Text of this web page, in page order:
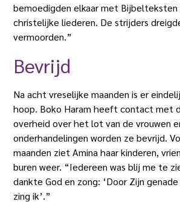
bemoedigden elkaar met Bijbelteksten
christelijke liederen. De strijders
vermoorden.”
Bevrijd
Na acht vreselijke maanden is er
hoop. Boko Haram heeft contact met
overheid over het lot van de vrouwen
onderhandelingen worden ze bevrijd.
maanden ziet Amina haar kinderen,
buren weer. “Iedereen was blij me te
dankte God en zong: ‘Door Zijn
zing ik’.”